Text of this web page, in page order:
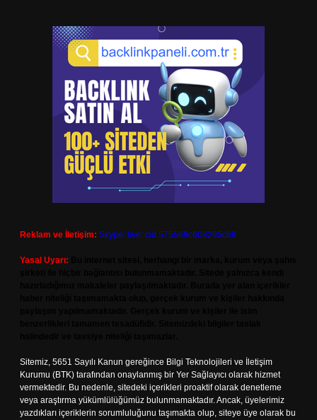
Reklam ve İletişim: Skype: live:.cid.575569c608265c69
Yasal Uyarı:
Sitemiz, 5651 Sayılı Kanun gereğince Bilgi Teknolojileri ve İletişim
Kurumu (BTK) tarafından onaylanmış bir Yer Sağlayıcı olarak hizmet
vermektedir. Bu nedenle, sitedeki içerikleri proaktif olarak denetleme
veya araştırma yükümlülüğümüz bulunmamaktadır. Ancak, üyelerimiz
yazdıkları içeriklerin sorumluluğunu taşımakta olup, siteye üye olarak bu